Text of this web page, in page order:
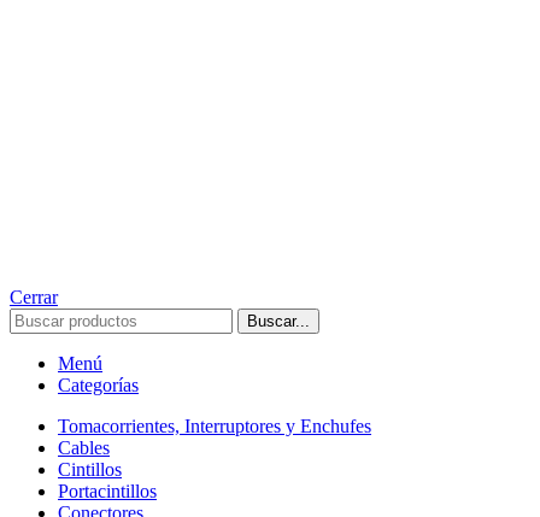
Cerrar
Buscar...
Menú
Categorías
Tomacorrientes, Interruptores y Enchufes
Cables
Cintillos
Portacintillos